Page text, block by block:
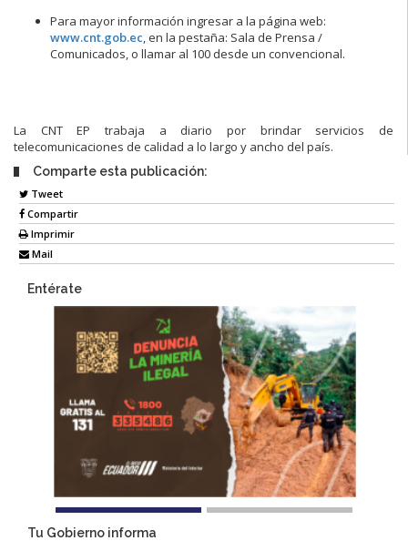
Para mayor información ingresar a la página web:
www.cnt.gob.ec , en la pestaña: Sala de Prensa /
Comunicados, o llamar al 100 desde un convencional.
La CNT EP trabaja a diario por brindar servicios de
telecomunicaciones de calidad a lo largo y ancho del país.
Comparte esta publicación:
Tweet
Compartir
Imprimir
Mail
Entérate
Tu Gobierno informa